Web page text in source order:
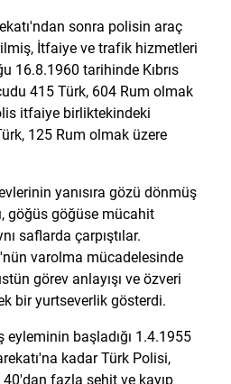
sonra polisin araç
İtfaiye ve trafik hizmetleri
16.8.1960 tarihinde Kıbrıs
415 Türk, 604 Rum olmak
itfaiye birliktekindeki
125 Rum olmak üzere
yanısıra gözü dönmüş
göğüs göğüse mücahit
saflarda çarpıştılar.
varolma mücadelesinde
görev anlayışı ve özveri
bir yurtseverlik gösterdi.
eyleminin başladığı 1.4.1955
kadar Türk Polisi,
fazla şehit ve kayıp